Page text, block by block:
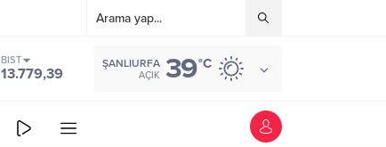
BIST
13.779,39
ŞANLIURFA
AÇIK 39°C